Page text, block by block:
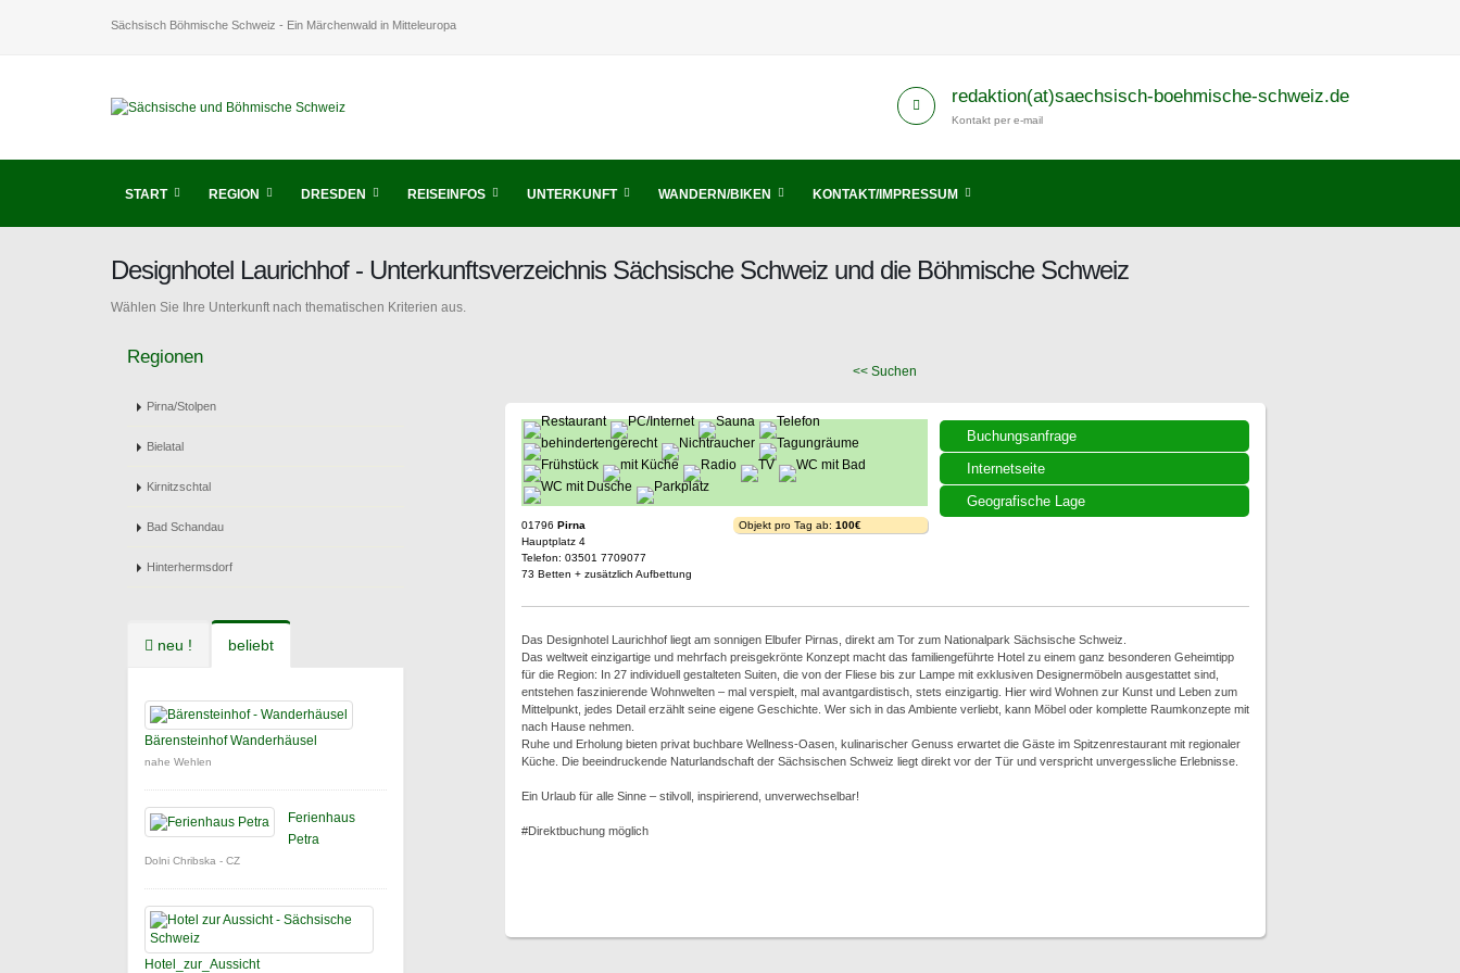
Sächsisch Böhmische Schweiz - Ein Märchenwald in Mitteleuropa
redaktion(at)saechsisch-boehmische-schweiz.de
Kontakt per e-mail
START REGION DRESDEN REISEINFOS UNTERKUNFT WANDERN/BIKEN KONTAKT/IMPRESSUM
Designhotel Laurichhof - Unterkunftsverzeichnis Sächsische Schweiz und die Böhmische Schweiz
Wählen Sie Ihre Unterkunft nach thematischen Kriterien aus.
Regionen
Pirna/Stolpen
Bielatal
Kirnitzschtal
Bad Schandau
Hinterhermsdorf
neu ! beliebt
Bärensteinhof Wanderhäusel
nahe Wehlen
Ferienhaus
Petra
Dolni Chribska - CZ
Hotel_zur_Aussicht
<< Suchen
Buchungsanfrage
Internetseite
Geografische Lage
01796 Pirna
Hauptplatz 4
Telefon: 03501 7709077
73 Betten + zusätzlich Aufbettung
Objekt pro Tag ab: 100€
Das Designhotel Laurichhof liegt am sonnigen Elbufer Pirnas, direkt am Tor zum Nationalpark Sächsische Schweiz.
Das weltweit einzigartige und mehrfach preisgekrönte Konzept macht das familiengeführte Hotel zu einem ganz besonderen Geheimtipp
für die Region: In 27 individuell gestalteten Suiten, die von der Fliese bis zur Lampe mit exklusiven Designermöbeln ausgestattet sind,
entstehen faszinierende Wohnwelten – mal verspielt, mal avantgardistisch, stets einzigartig. Hier wird Wohnen zur Kunst und Leben zum
Mittelpunkt, jedes Detail erzählt seine eigene Geschichte. Wer sich in das Ambiente verliebt, kann Möbel oder komplette Raumkonzepte mit
nach Hause nehmen.
Ruhe und Erholung bieten privat buchbare Wellness-Oasen, kulinarischer Genuss erwartet die Gäste im Spitzenrestaurant mit regionaler
Küche. Die beeindruckende Naturlandschaft der Sächsischen Schweiz liegt direkt vor der Tür und verspricht unvergessliche Erlebnisse.
Ein Urlaub für alle Sinne – stilvoll, inspirierend, unverwechselbar!
#Direktbuchung möglich